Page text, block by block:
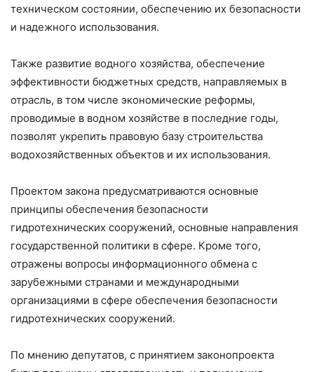
техническом состоянии, обеспечению их безопасности
и надежного использования.
Также развитие водного хозяйства, обеспечение
эффективности бюджетных средств, направляемых в
отрасль, в том числе экономические реформы,
проводимые в водном хозяйстве в последние годы,
позволят укрепить правовую базу строительства
водохозяйственных объектов и их использования.
Проектом закона предусматриваются основные
принципы обеспечения безопасности
гидротехнических сооружений, основные направления
государственной политики в сфере. Кроме того,
отражены вопросы информационного обмена с
зарубежными странами и международными
организациями в сфере обеспечения безопасности
гидротехнических сооружений.
По мнению депутатов, с принятием законопроекта